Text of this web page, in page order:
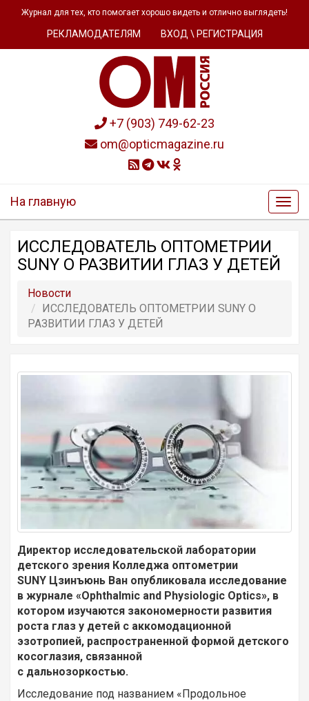
Журнал для тех, кто помогает хорошо видеть и отлично выглядеть!
РЕКЛАМОДАТЕЛЯМ ВХОД \ РЕГИСТРАЦИЯ
+7 (903) 749-62-23
om@opticmagazine.ru
На главную
ИССЛЕДОВАТЕЛЬ ОПТОМЕТРИИ
SUNY О РАЗВИТИИ ГЛАЗ У ДЕТЕЙ
Новости
ИССЛЕДОВАТЕЛЬ ОПТОМЕТРИИ SUNY О
РАЗВИТИИ ГЛАЗ У ДЕТЕЙ
Директор исследовательской лаборатории
детского зрения Колледжа оптометрии
SUNY Цзинъюнь Ван опубликовала исследование
в журнале «Ophthalmic and Physiologic Optics», в
котором изучаются закономерности развития
роста глаз у детей с аккомодационной
эзотропией, распространенной формой детского
косоглазия, связанной
с дальнозоркостью.
Исследование под названием «Продольное